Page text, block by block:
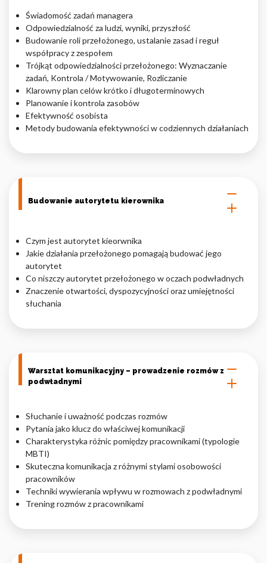
Świadomość zadań managera
Odpowiedzialność za ludzi, wyniki, przyszłość
Budowanie roli przełożonego, ustalanie zasad i reguł
współpracy z zespołem
Trójkąt odpowiedzialności przełożonego: Wyznaczanie
zadań, Kontrola / Motywowanie, Rozliczanie
Klarowny plan celów krótko i długoterminowych
Planowanie i kontrola zasobów
Efektywność osobista
Metody budowania efektywności w codziennych działaniach
Budowanie autorytetu kierownika
Czym jest autorytet kieorwnika
Jakie działania przełożonego pomagają budować jego
autorytet
Co niszczy autorytet przełożonego w oczach podwładnych
Znaczenie otwartości, dyspozycyjności oraz umiejętności
słuchania
Warsztat komunikacyjny – prowadzenie rozmów z
podwładnymi
Słuchanie i uważność podczas rozmów
Pytania jako klucz do właściwej komunikacji
Charakterystyka różnic pomiędzy pracownikami (typologie
MBTI)
Skuteczna komunikacja z różnymi stylami osobowości
pracowników
Techniki wywierania wpływu w rozmowach z podwładnymi
Trening rozmów z pracownikami
Nieklasyfikowane pliki cookie, to pliki, które są w procesie
klasyfikowania, wraz z dostawcami poszczególnych ciasteczek.
Odrzuć
Zapisz moje preferencje
Akceptuj wszystko